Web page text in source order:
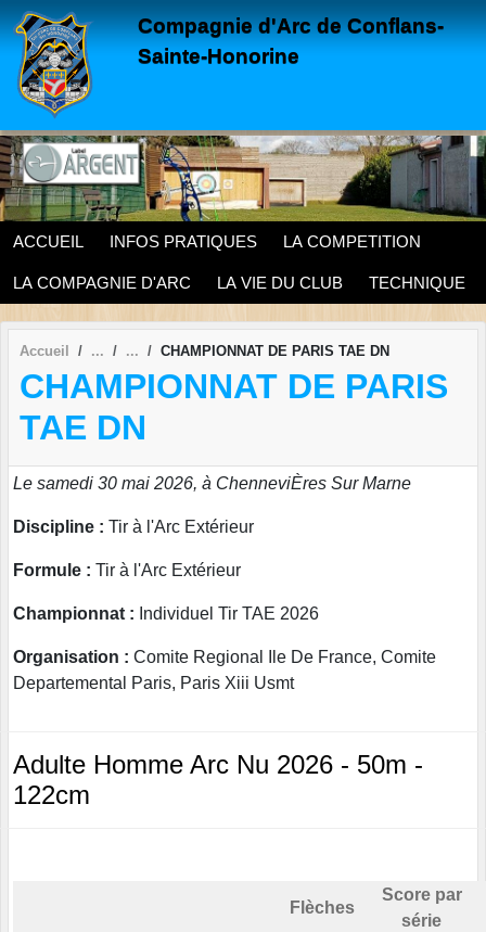
Compagnie d'Arc de Conflans-
Sainte-Honorine
ACCUEIL INFOS PRATIQUES LA COMPETITION
LA COMPAGNIE D'ARC LA VIE DU CLUB TECHNIQUE
Accueil CHAMPIONNAT DE PARIS TAE DN
CHAMPIONNAT DE PARIS
TAE DN
Le samedi 30 mai 2026, à ChenneviÈres Sur Marne
Discipline : Tir à l'Arc Extérieur
Formule : Tir à l'Arc Extérieur
Championnat : Individuel Tir TAE 2026
Organisation : Comite Regional Ile De France, Comite
Departemental Paris, Paris Xiii Usmt
Adulte Homme Arc Nu 2026 - 50m -
122cm
Flèches
Score par
série
Panneau de gestion des cookies